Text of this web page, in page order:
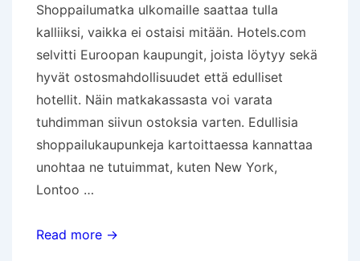
Shoppailumatka ulkomaille saattaa tulla
kalliiksi, vaikka ei ostaisi mitään. Hotels.com
selvitti Euroopan kaupungit, joista löytyy sekä
hyvät ostosmahdollisuudet että edulliset
hotellit. Näin matkakassasta voi varata
tuhdimman siivun ostoksia varten. Edullisia
shoppailukaupunkeja kartoittaessa kannattaa
unohtaa ne tutuimmat, kuten New York,
Lontoo …
Shoppailumatkalle?
Read more →